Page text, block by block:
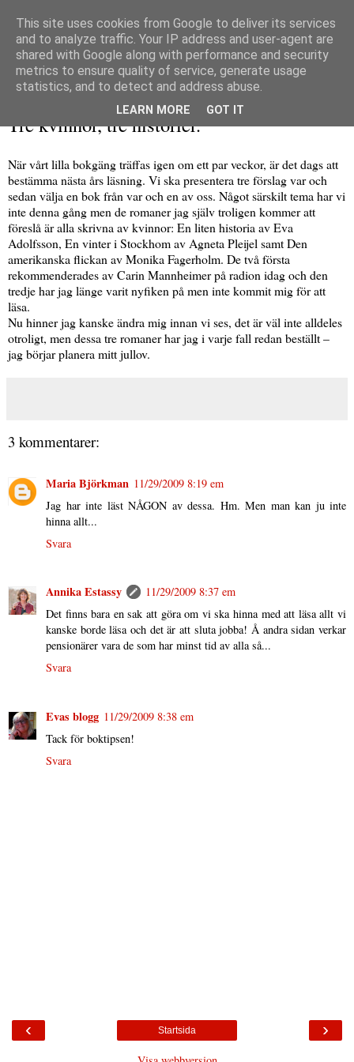
Tre kvinnor, tre historier.
När vårt lilla bokgäng träffas igen om ett par veckor, är det dags att
bestämma nästa års läsning. Vi ska presentera tre förslag var och
sedan välja en bok från var och en av oss. Något särskilt tema har vi
inte denna gång men de romaner jag själv troligen kommer att
föreslå är alla skrivna av kvinnor: En liten historia av Eva
Adolfsson, En vinter i Stockhom av Agneta Pleijel samt Den
amerikanska flickan av Monika Fagerholm. De två första
rekommenderades av Carin Mannheimer på radion idag och den
tredje har jag länge varit nyfiken på men inte kommit mig för att
läsa.
Nu hinner jag kanske ändra mig innan vi ses, det är väl inte alldeles
otroligt, men dessa tre romaner har jag i varje fall redan beställt –
jag börjar planera mitt jullov.
3 kommentarer:
Maria Björkman 11/29/2009 8:19 em
Jag har inte läst NÅGON av dessa. Hm. Men man kan ju inte
hinna allt...
Svara
Annika Estassy
11/29/2009 8:37 em
Det finns bara en sak att göra om vi ska hinna med att läsa allt vi
kanske borde läsa och det är att sluta jobba! Å andra sidan verkar
pensionärer vara de som har minst tid av alla så...
Svara
Evas blogg 11/29/2009 8:38 em
Tack för boktipsen!
Svara
‹ ›
Startsida
This site uses cookies from Google to deliver its services
and to analyze traffic. Your IP address and user-agent are
shared with Google along with performance and security
metrics to ensure quality of service, generate usage
statistics, and to detect and address abuse.
LEARN MORE GOT IT